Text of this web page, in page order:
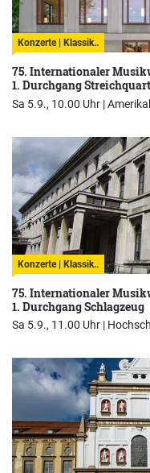
Konzerte | Klassik..
75. Internationaler
1. Durchgang
Sa 5.9., 10.00 Uhr |
Konzerte | Klassik..
75. Internationaler
1. Durchgang Schlagzeug
Sa 5.9., 11.00 Uhr |